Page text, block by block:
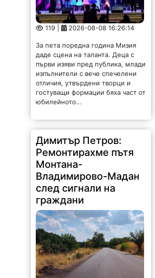
119 | 2026-08-08 16:26:14
За пета поредна година Мизия
даде сцена на таланта. Деца с
първи изяви пред публика, млади
изпълнители с вече спечелени
отличия, утвърдени творци и
гостуващи формации бяха част от
юбилейното...
Димитър Петров:
Ремонтирахме пътя
Монтана-
Владимирово-Мадан
след сигнали на
граждани